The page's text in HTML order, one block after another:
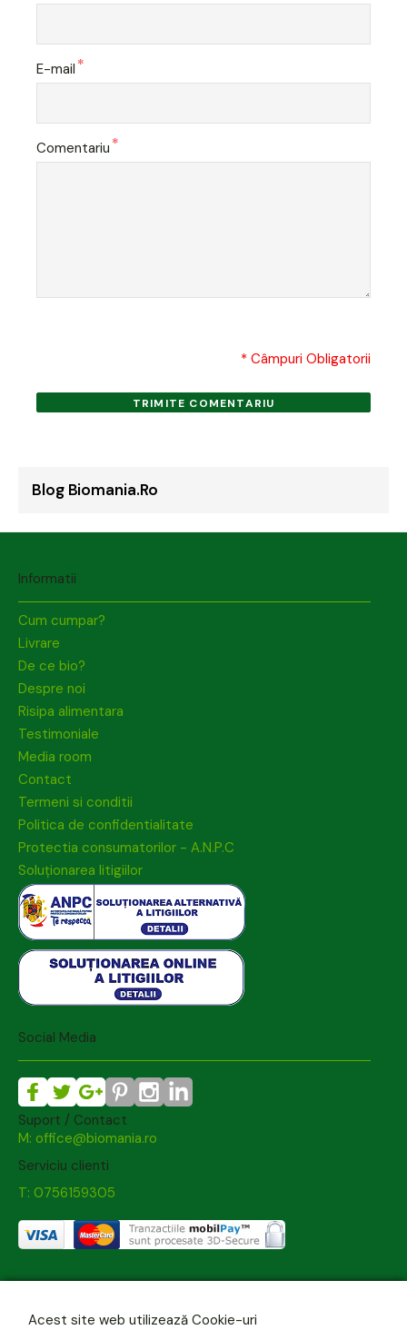
E-mail *
Comentariu *
* Câmpuri Obligatorii
TRIMITE COMENTARIU
Blog Biomania.ro
Informatii
Cum cumpar?
Livrare
De ce bio?
Despre noi
Risipa alimentara
Testimoniale
Media room
Contact
Termeni si conditii
Politica de confidentialitate
Protectia consumatorilor - A.N.P.C
Soluționarea litigiilor
Social Media
Suport / Contact
M: office@biomania.ro
Serviciu clienti
T: 0756159305
Acest site web utilizează Cookie-uri